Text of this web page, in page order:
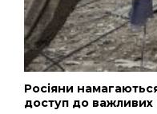
Росіяни
доступ до